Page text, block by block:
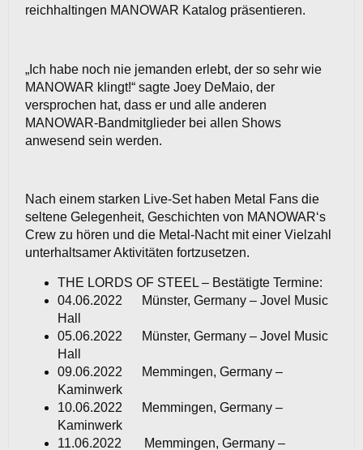
reichhaltingen MANOWAR Katalog präsentieren.
„Ich habe noch nie jemanden erlebt, der so sehr wie
MANOWAR klingt!“ sagte Joey DeMaio, der
versprochen hat, dass er und alle anderen
MANOWAR-Bandmitglieder bei allen Shows
anwesend sein werden.
Nach einem starken Live-Set haben Metal Fans die
seltene Gelegenheit, Geschichten von MANOWAR‘s
Crew zu hören und die Metal-Nacht mit einer Vielzahl
unterhaltsamer Aktivitäten fortzusetzen.
THE LORDS OF STEEL – Bestätigte Termine:
04.06.2022 Münster, Germany – Jovel Music
Hall
05.06.2022 Münster, Germany – Jovel Music
Hall
09.06.2022 Memmingen, Germany –
Kaminwerk
10.06.2022 Memmingen, Germany –
Kaminwerk
11.06.2022 Memmingen, Germany –